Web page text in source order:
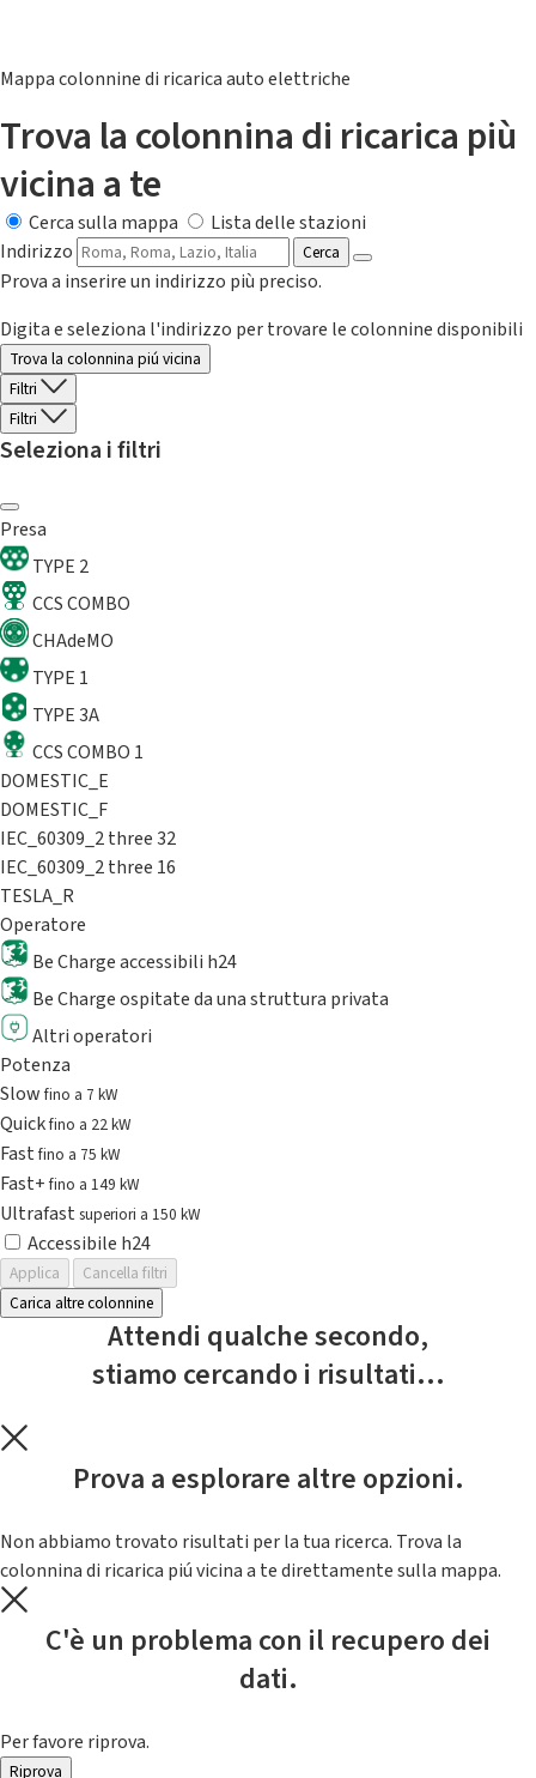
Mappa colonnine di ricarica auto elettriche
Trova la colonnina di ricarica più
vicina a te
Cerca sulla mappa
Lista delle stazioni
Indirizzo
Cerca
Prova a inserire un indirizzo più preciso.
Digita e seleziona l'indirizzo per trovare le colonnine disponibili
Trova la colonnina piú vicina
Filtri
Filtri
Seleziona i filtri
Presa
TYPE 2
CCS COMBO
CHAdeMO
TYPE 1
TYPE 3A
CCS COMBO 1
DOMESTIC_E
DOMESTIC_F
IEC_60309_2 three 32
IEC_60309_2 three 16
TESLA_R
Operatore
Be Charge accessibili h24
Be Charge ospitate da una struttura privata
Altri operatori
Potenza
Slowfino a 7 kW
Quickfino a 22 kW
Fastfino a 75 kW
Fast+fino a 149 kW
Ultrafast superiori a 150 kW
Accessibile h24
Applica
Cancella filtri
Carica altre colonnine
Attendi qualche secondo,
stiamo cercando i risultati...
Prova a esplorare altre opzioni.
Non abbiamo trovato risultati per la tua ricerca. Trova la
colonnina di ricarica piú vicina a te direttamente sulla mappa.
C'è un problema con il recupero dei
dati.
Per favore riprova.
Riprova